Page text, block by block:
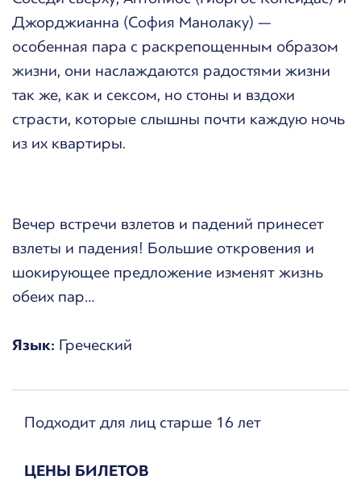
Джорджианна (София Манолаку) —
особенная пара с раскрепощенным образом
жизни, они наслаждаются радостями жизни
так же, как и сексом, но стоны и вздохи
страсти, которые слышны почти каждую ночь
из их квартиры.
Вечер встречи взлетов и падений принесет
взлеты и падения! Большие откровения и
шокирующее предложение изменят жизнь
обеих пар…
Язык: Греческий
Подходит для лиц старше 16 лет
ЦЕНЫ БИЛЕТОВ